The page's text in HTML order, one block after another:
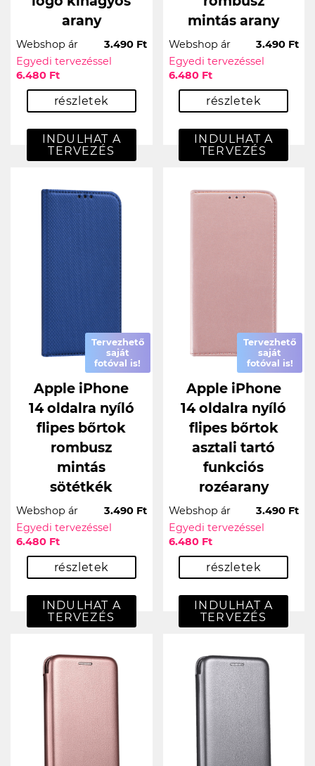
arany
Webshop ár
3.490 Ft
Egyedi tervezéssel
6.480 Ft
részletek
INDULHAT A
TERVEZÉS
mintás arany
Webshop ár
3.490 Ft
Egyedi tervezéssel
6.480 Ft
részletek
INDULHAT A
TERVEZÉS
Tervezhető
saját
fotóval is!
Apple iPhone
14 oldalra nyíló
flipes bőrtok
rombusz
mintás
sötétkék
Webshop ár
3.490 Ft
Egyedi tervezéssel
6.480 Ft
részletek
INDULHAT A
TERVEZÉS
Tervezhető
saját
fotóval is!
Apple iPhone
14 oldalra nyíló
flipes bőrtok
asztali tartó
funkciós
rozéarany
Webshop ár
3.490 Ft
Egyedi tervezéssel
6.480 Ft
részletek
INDULHAT A
TERVEZÉS